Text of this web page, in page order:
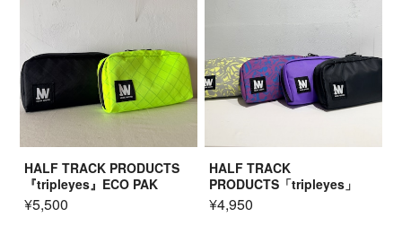
HALF TRACK PRODUCTS
『tripleyes』ECO PAK
¥5,500
HALF TRACK
PRODUCTS「tripleyes」
¥4,950